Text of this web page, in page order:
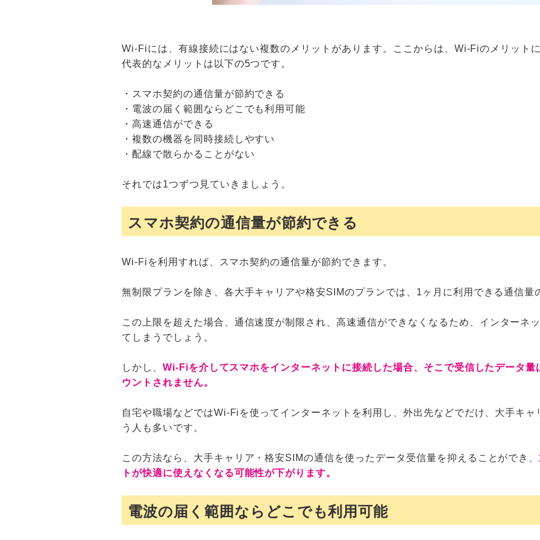
Wi-Fiには、有線接続にはない複数のメリットがあります。ここからは、Wi-Fiのメリット
代表的なメリットは以下の5つです。
・スマホ契約の通信量が節約できる
・電波の届く範囲ならどこでも利用可能
・高速通信ができる
・複数の機器を同時接続しやすい
・配線で散らかることがない
それでは1つずつ見ていきましょう。
スマホ契約の通信量が節約できる
Wi-Fiを利用すれば、スマホ契約の通信量が節約できます。
無制限プランを除き、各大手キャリアや格安SIMのプランでは、1ヶ月に利用できる通信量
この上限を超えた場合、通信速度が制限され、高速通信ができなくなるため、インターネ
てしまうでしょう。
しかし、 Wi-Fiを介してスマホをインターネットに接続した場合、そこで受信したデータ
ウントされません。
自宅や職場などではWi-Fiを使ってインターネットを利用し、外出先などでだけ、大手キ
う人も多いです。
この方法なら、大手キャリア・格安SIMの通信を使ったデータ受信量を抑えることができ、
トが快適に使えなくなる可能性が下がります。
電波の届く範囲ならどこでも利用可能